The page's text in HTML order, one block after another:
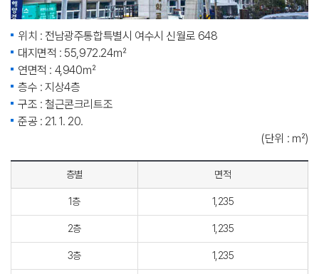
위치 : 전남광주통합특별시 여수시 신월로 648
대지면적 : 55,972.24㎡
연면적 : 4,940㎡
층수 : 지상4층
구조 : 철근콘크리트조
준공 : 21. 1. 20.
(단위 : ㎡)
층별 면적
1층 1,235
2층 1,235
3층 1,235